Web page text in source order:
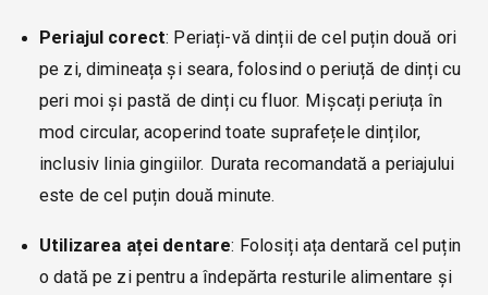
Periajul corect: Periați-vă dinții de cel puțin două ori
pe zi, dimineața și seara, folosind o periuță de dinți cu
peri moi și pastă de dinți cu fluor. Mișcați periuța în
mod circular, acoperind toate suprafețele dinților,
inclusiv linia gingiilor. Durata recomandată a periajului
este de cel puțin două minute.
Utilizarea aței dentare: Folosiți ața dentară cel puțin
o dată pe zi pentru a îndepărta resturile alimentare și